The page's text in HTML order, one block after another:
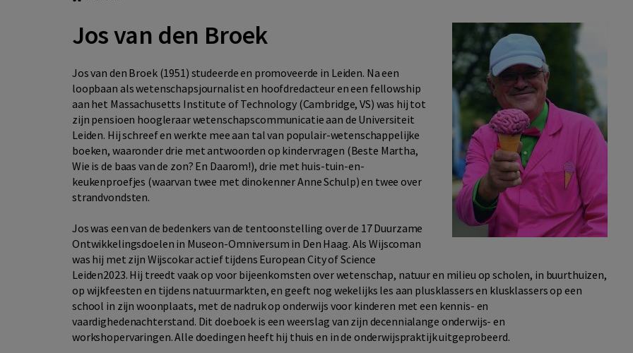
Jos van den Broek
Jos van den Broek (1951) studeerde en promoveerde in Leiden. Na een
loopbaan als wetenschapsjournalist en hoofdredacteur en een fellowship
aan het Massachusetts Institute of Technology (Cambridge, VS) was hij tot
zijn pensioen hoogleraar wetenschapscommunicatie aan de Universiteit
Leiden. Hij schreef en werkte mee aan tal van populair-wetenschappelijke
boeken, waaronder drie met antwoorden op kindervragen (Beste Martha,
Wie is de baas van de zon? En Daarom!), drie met huis-tuin-en-
keukenproefjes (waarvan twee met dinokenner Anne Schulp) en twee over
strandvondsten.
Jos was een van de bedenkers van de tentoonstelling over de 17 Duurzame
Ontwikkelingsdoelen in Museon-Omniversum in Den Haag. Als Wijscoman
was hij met zijn Wijscokar actief tijdens European City of Science
Leiden2023. Hij treedt vaak op voor bijeenkomsten over wetenschap, natuur en milieu op scholen, in buurthuizen,
op wijkfeesten en tijdens natuurmarkten, en geeft nog wekelijks les aan plusklassers en klusklassers op een
school in zijn woonplaats, met de nadruk op onderwijs voor kinderen met een kennis- en
vaardighedenachterstand. Dit doeboek is een weerslag van zijn decennialange onderwijs- en
workshopervaringen. Alle doedingen heeft hij thuis en in de onderwijspraktijk uitgeprobeerd.